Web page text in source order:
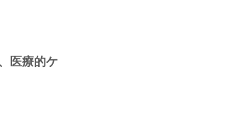
医療的ケ